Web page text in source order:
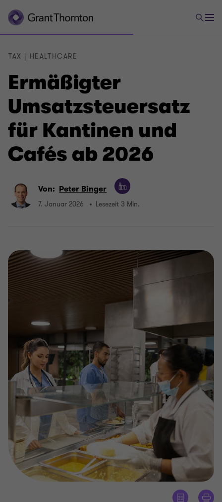
Ermäßigter
Umsatzsteuersatz
für Kantinen und
Cafés ab 2026
TAX | HEALTHCARE
Von: Peter Binger
7. Januar 2026 Lesezeit 3 Min.